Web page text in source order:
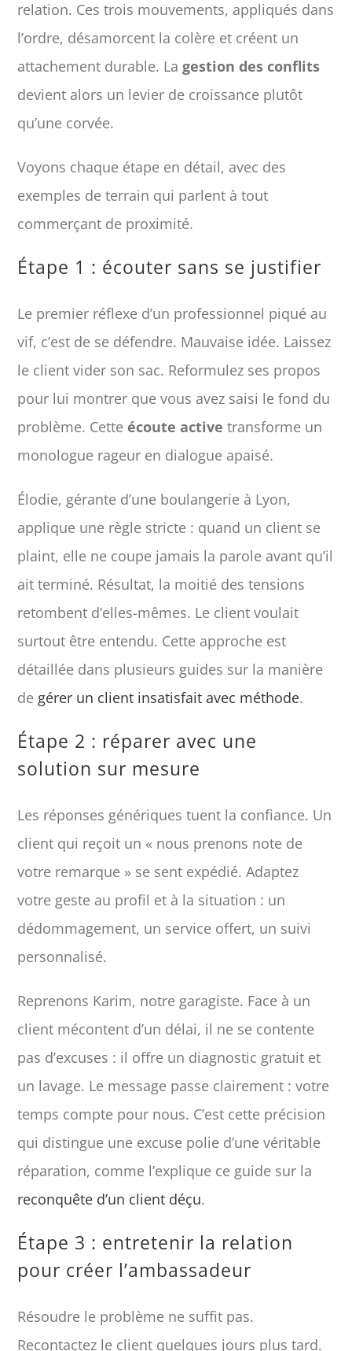
relation. Ces trois mouvements, appliqués dans
l’ordre, désamorcent la colère et créent un
attachement durable. Lagestion des conflits
devient alors un levier de croissance plutôt
qu’une corvée.
Voyons chaque étape en détail, avec des
exemples de terrain qui parlent à tout
commerçant de proximité.
Étape 1 : écouter sans se justifier
Le premier réflexe d’un professionnel piqué au
vif, c’est de se défendre. Mauvaise idée. Laissez
le client vider son sac. Reformulez ses propos
pour lui montrer que vous avez saisi le fond du
problème. Cette écoute active transforme un
monologue rageur en dialogue apaisé.
Élodie, gérante d’une boulangerie à Lyon,
applique une règle stricte : quand un client se
plaint, elle ne coupe jamais la parole avant qu’il
ait terminé. Résultat, la moitié des tensions
retombent d’elles-mêmes. Le client voulait
surtout être entendu. Cette approche est
détaillée dans plusieurs guides sur la manière
de gérer un client insatisfait avec méthode.
Étape 2 : réparer avec une
solution sur mesure
Les réponses génériques tuent la confiance. Un
client qui reçoit un « nous prenons note de
votre remarque » se sent expédié. Adaptez
votre geste au profil et à la situation : un
dédommagement, un service offert, un suivi
personnalisé.
Reprenons Karim, notre garagiste. Face à un
client mécontent d’un délai, il ne se contente
pas d’excuses : il offre un diagnostic gratuit et
un lavage. Le message passe clairement : votre
temps compte pour nous. C’est cette précision
qui distingue une excuse polie d’une véritable
réparation, comme l’explique ce guide sur la
reconquête d’un client déçu.
Étape 3 : entretenir la relation
pour créer l’ambassadeur
Résoudre le problème ne suffit pas.
Recontactez le client quelques jours plus tard.